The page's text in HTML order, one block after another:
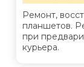
Ремонт,
планшетов.
при
курьера.